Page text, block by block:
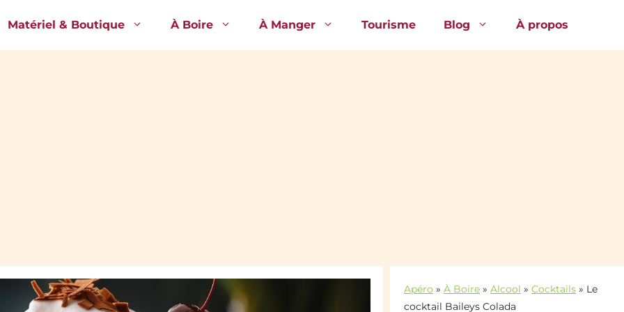
Matériel & Boutique À Boire À Manger Tourisme Blog À propos
Apéro » À Boire » Alcool » Cocktails » Le
cocktail Baileys Colada